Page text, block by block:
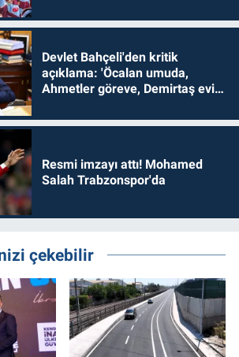
Devlet Bahçeli'den kritik
açıklama: 'Öcalan umuda,
Ahmetler göreve, Demirtaş evine
Resmi imzayı attı! Mohamed
Salah Trabzonspor'da
çekebilir